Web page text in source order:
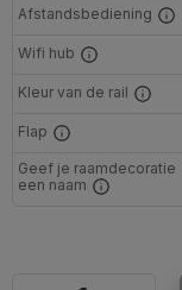
Afstandsbediening
Wifi hub
Kleur van de rail
Flap
Geef je raamdecoratie
een naam